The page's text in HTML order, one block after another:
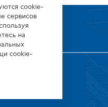
сооkіе-
сервисов
на
cookie-